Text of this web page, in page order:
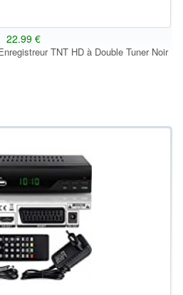
22.99 €
TNT HD à Double Tuner Noir